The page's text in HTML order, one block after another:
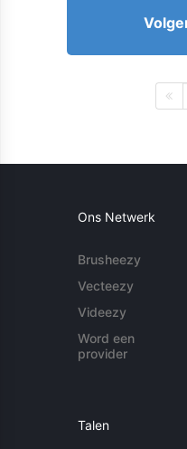
Ons Netwerk
Brusheezy
Vecteezy
Videezy
Word een
provider
Talen